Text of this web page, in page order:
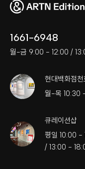
1661-6948
월-금 9:00 - 12:00 /
현대백화점
월-목 10:30
큐레이션샵
평일 10:00 -
/ 13:00 -